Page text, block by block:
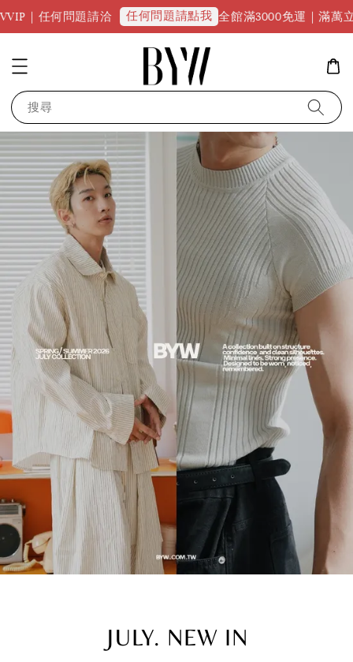
｜任何問題請洽 任何問題請點我 全館滿3000免運｜滿萬立
搜尋
JULY. NEW IN